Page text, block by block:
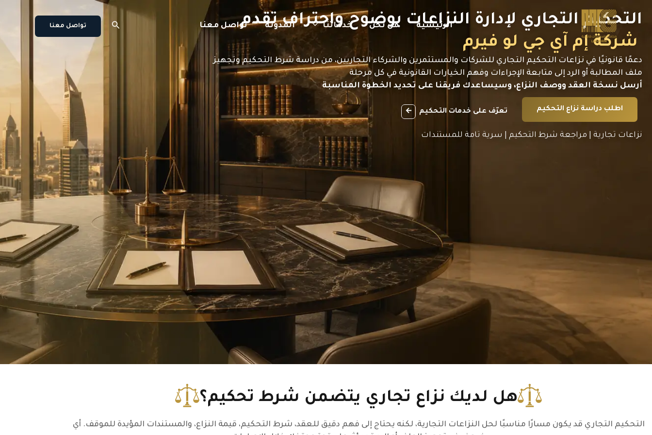
المحتوى
الرئيسية من نحن خدماتنا المدونة تواصل معنا البحث تواصل معنا
التحكيم التجاري لإدارة النزاعات بوضوح واحتراف تقدم
شركة إم آي جي لو فيرم
دعمًا قانونيًا في نزاعات التحكيم التجاري للشركات والمستثمرين والشركاء التجاريين، من دراسة شرط التحكيم وتجهيز
ملف المطالبة أو الرد إلى متابعة الإجراءات وفهم الخيارات القانونية في كل مرحلة
أرسل نسخة العقد ووصف النزاع، وسيساعدك فريقنا على تحديد الخطوة المناسبة
اطلب دراسة نزاع التحكيم تعرّف على خدمات التحكيم
نزاعات تجارية | مراجعة شرط التحكيم | سرية تامة للمستندات
هل لديك نزاع تجاري يتضمن شرط تحكيم؟
التحكيم التجاري قد يكون مسارًا مناسبًا لحل النزاعات التجارية، لكنه يحتاج إلى فهم دقيق للعقد، شرط التحكيم، قيمة النزاع، والمستندات المؤيدة للموقف. أي